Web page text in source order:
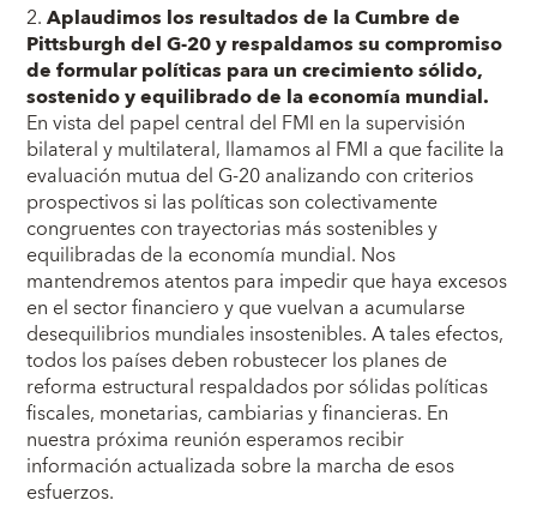
2.Aplaudimos los resultados de la Cumbre de
Pittsburgh del G-20 y respaldamos su compromiso
de formular políticas para un crecimiento sólido,
sostenido y equilibrado de la economía mundial.
En vista del papel central del FMI en la supervisión
bilateral y multilateral, llamamos al FMI a que facilite la
evaluación mutua del G-20 analizando con criterios
prospectivos si las políticas son colectivamente
congruentes con trayectorias más sostenibles y
equilibradas de la economía mundial. Nos
mantendremos atentos para impedir que haya excesos
en el sector financiero y que vuelvan a acumularse
desequilibrios mundiales insostenibles. A tales efectos,
todos los países deben robustecer los planes de
reforma estructural respaldados por sólidas políticas
fiscales, monetarias, cambiarias y financieras. En
nuestra próxima reunión esperamos recibir
información actualizada sobre la marcha de esos
esfuerzos.